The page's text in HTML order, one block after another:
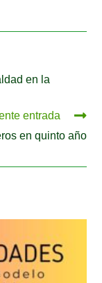
en la
entrada
en quinto año